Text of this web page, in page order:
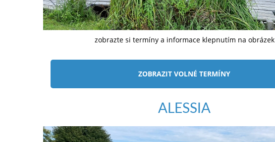
zobrazte si termíny a informace klepnutím na obrázek
ZOBRAZIT VOLNÉ TERMÍNY
ALESSIA